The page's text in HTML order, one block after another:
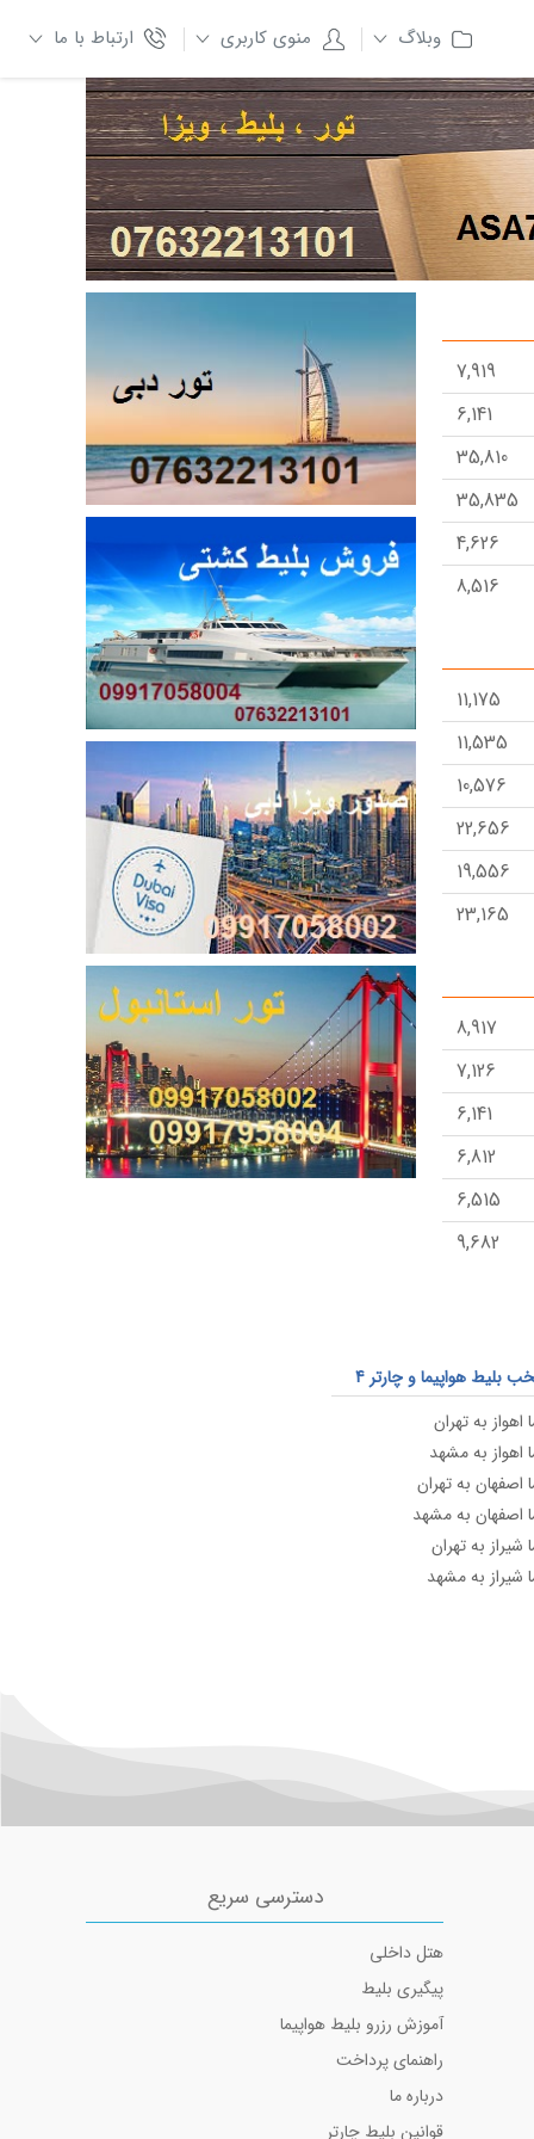
ارتباط با ما منوی کاربری وبلاگ
7,919
6,141
35,810
35,835
4,626
8,516
6,911
18,448
10,492
5,262
11,175
11,535
10,576
22,656
19,556
23,165
20,171
8,917
7,126
6,141
6,812
6,515
9,682
بلیط هواپیما و چارتر 4
اهواز به تهران
اهواز به مشهد
اصفهان به تهران
اصفهان به مشهد
شیراز به تهران
شیراز به مشهد
دسترسی سریع
هتل داخلی
پیگیری بلیط
آموزش رزرو بلیط هواپیما
راهنمای پرداخت
درباره ما
قوانین بلیط چارتر